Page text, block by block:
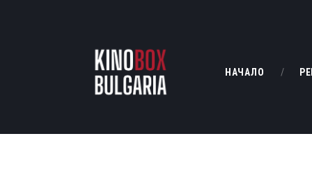
НАЧАЛО